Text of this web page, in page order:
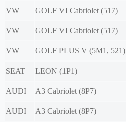
VW
GOLF VI Cabriolet (517)
VW
GOLF VI Cabriolet (517)
VW
GOLF PLUS V (5M1, 521)
SEAT
LEON (1P1)
AUDI
A3 Cabriolet (8P7)
AUDI
A3 Cabriolet (8P7)